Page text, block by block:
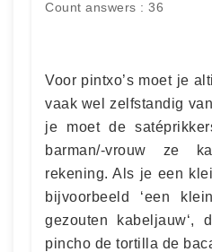
Count answers : 36
Voor pintxo’s moet je
vaak wel zelfstandig
je moet de
barman/-vrouw ze
rekening. Als je een
bijvoorbeeld ‘een
gezouten kabeljauw‘,
pincho de tortilla de